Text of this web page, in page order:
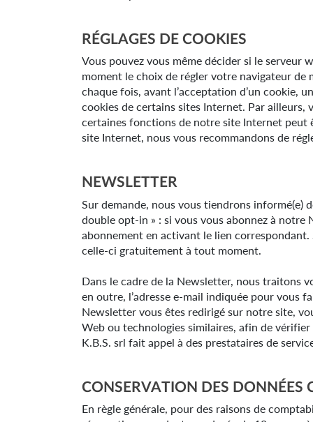
RÉGLAGES DE COOKIES
Vous pouvez vous même décider si le serveur
moment le choix de régler votre navigateur de
chaque fois, avant l’acceptation d’un cookie,
cookies de certains sites Internet. Par ailleurs,
certaines fonctions de notre site Internet peut
site Internet, nous vous recommandons de
NEWSLETTER
Sur demande, nous vous tiendrons informé(e)
double opt-in » : si vous vous abonnez à
abonnement en activant le lien
celle-ci gratuitement à tout moment.
Dans le cadre de la Newsletter, nous traitons
en outre, l’adresse e-mail indiquée pour vous
Newsletter vous êtes redirigé sur notre site,
Web ou technologies similaires, afin de
K.B.S. srl fait appel à des prestataires de
CONSERVATION DES DONNÉES
En règle générale, pour des raisons de